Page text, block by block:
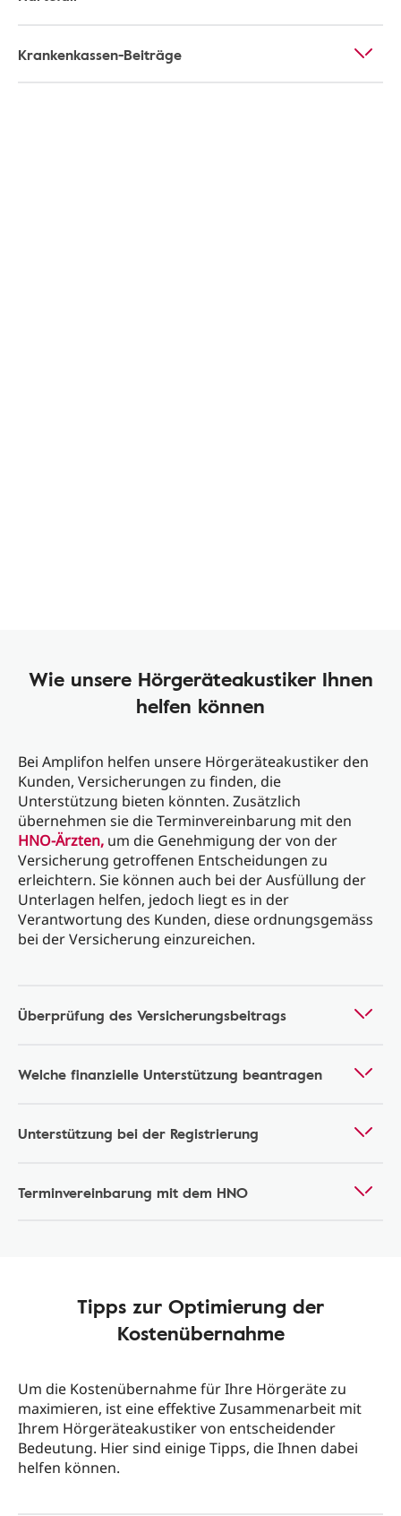
Krankenkassen-Beiträge
Wie unsere Hörgeräteakustiker Ihnen
helfen können
Bei Amplifon helfen unsere Hörgeräteakustiker den
Kunden, Versicherungen zu finden, die
Unterstützung bieten könnten. Zusätzlich
übernehmen sie die Terminvereinbarung mit den
HNO-Ärzten, um die Genehmigung der von der
Versicherung getroffenen Entscheidungen zu
erleichtern. Sie können auch bei der Ausfüllung der
Unterlagen helfen, jedoch liegt es in der
Verantwortung des Kunden, diese ordnungsgemäss
bei der Versicherung einzureichen.
Überprüfung des Versicherungsbeitrags
Welche finanzielle Unterstützung beantragen
Unterstützung bei der Registrierung
Terminvereinbarung mit dem HNO
Tipps zur Optimierung der
Kostenübernahme
Um die Kostenübernahme für Ihre Hörgeräte zu
maximieren, ist eine effektive Zusammenarbeit mit
Ihrem Hörgeräteakustiker von entscheidender
Bedeutung. Hier sind einige Tipps, die Ihnen dabei
helfen können.